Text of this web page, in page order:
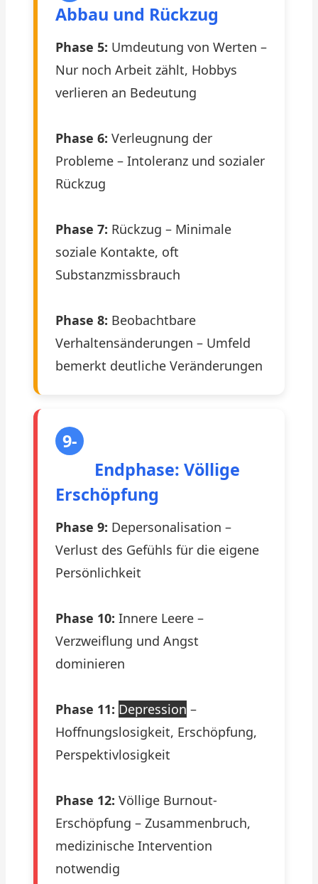
Abbau und Rückzug
Phase 5: Umdeutung von Werten –
Nur noch Arbeit zählt, Hobbys
verlieren an Bedeutung
Phase 6: Verleugnung der
Probleme – Intoleranz und sozialer
Rückzug
Phase 7: Rückzug – Minimale
soziale Kontakte, oft
Substanzmissbrauch
Phase 8: Beobachtbare
Verhaltensänderungen – Umfeld
bemerkt deutliche Veränderungen
9-
Endphase: Völlige
Erschöpfung
Phase 9: Depersonalisation –
Verlust des Gefühls für die eigene
Persönlichkeit
Phase 10: Innere Leere –
Verzweiflung und Angst
dominieren
Phase 11: Depression –
Hoffnungslosigkeit, Erschöpfung,
Perspektivlosigkeit
Phase 12: Völlige Burnout-
Erschöpfung – Zusammenbruch,
medizinische Intervention
notwendig